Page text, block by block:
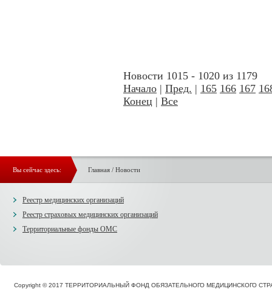
Новости 1015 - 1020 из 1179
Начало | Пред. | 165 166 167
Конец | Все
Вы сейчас здесь: Главная/ Новости
Реестр медицинских организаций
Реестр страховых медицинских организаций
Территориальные фонды ОМС
Copyright © 2017 ТЕРРИТОРИАЛЬНЫЙ ФОНД ОБЯЗАТЕЛЬНОГО МЕДИЦИНСКОГО